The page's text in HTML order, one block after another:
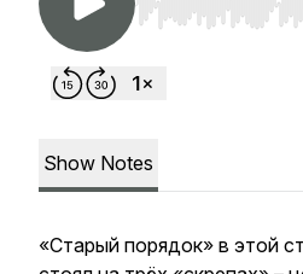
Use Left/Right to
Show Notes
«Старый порядок» в этой